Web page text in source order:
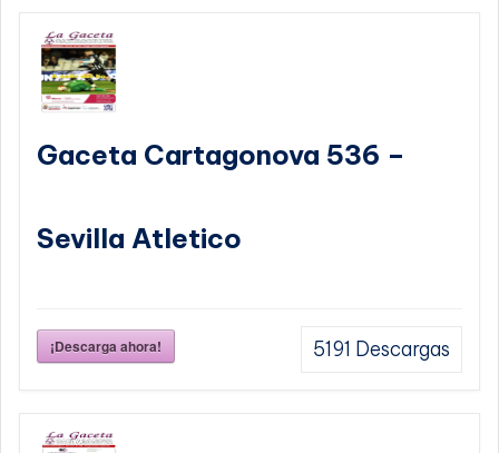
Gaceta Cartagonova 536 –
Sevilla Atletico
¡Descarga ahora! 5191 Descargas